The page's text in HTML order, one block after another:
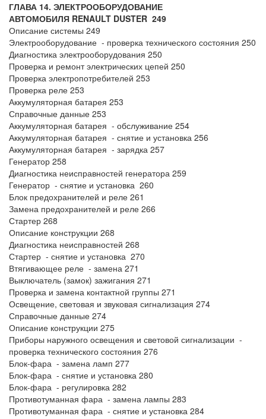
ГЛАВА 14. ЭЛЕКТРООБОРУДОВАНИЕ
АВТОМОБИЛЯ RENAULT DUSTER 249
Описание системы 249
Электрооборудование - проверка технического состояния 250
Диагностика электрооборудования 250
Проверка и ремонт электрических цепей 250
Проверка электропотребителей 253
Проверка реле 253
Аккумуляторная батарея 253
Справочные данные 253
Аккумуляторная батарея - обслуживание 254
Аккумуляторная батарея - снятие и установка 256
Аккумуляторная батарея - зарядка 257
Генератор 258
Диагностика неисправностей генератора 259
Генератор - снятие и установка 260
Блок предохранителей и реле 261
Замена предохранителей и реле 266
Стартер 268
Описание конструкции 268
Диагностика неисправностей 268
Стартер - снятие и установка 270
Втягивающее реле - замена 271
Выключатель (замок) зажигания 271
Проверка и замена контактной группы 271
Освещение, световая и звуковая сигнализация 274
Справочные данные 274
Описание конструкции 275
Приборы наружного освещения и световой сигнализации -
проверка технического состояния 276
Блок-фара - замена ламп 277
Блок-фара - снятие и установка 280
Блок-фара - регулировка 282
Противотуманная фара - замена лампы 283
Противотуманная фара - снятие и установка 284